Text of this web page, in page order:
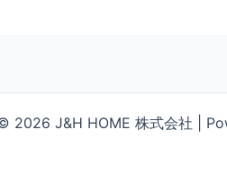
2026 J&H HOME 株式会社 |